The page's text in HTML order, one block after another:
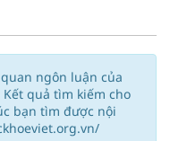
ngôn luận của
Kết quả tìm kiếm cho
bạn tìm được nội